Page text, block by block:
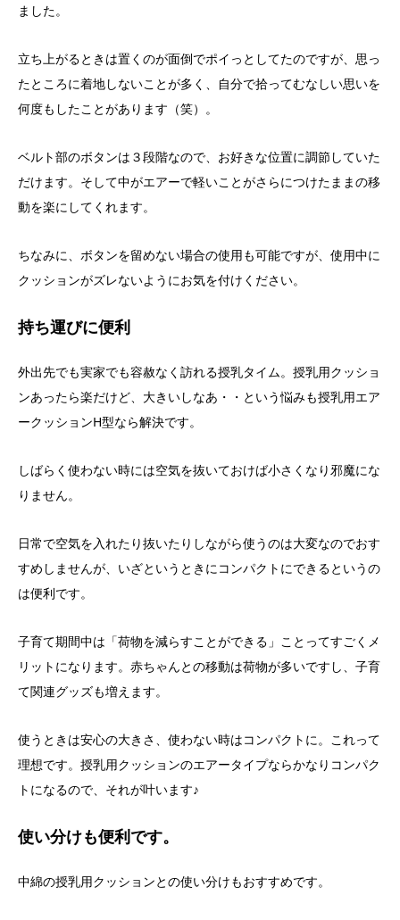
ました。
立ち上がるときは置くのが面倒でポイっとしてたのですが、思っ
たところに着地しないことが多く、自分で拾ってむなしい思いを
何度もしたことがあります（笑）。
ベルト部のボタンは３段階なので、お好きな位置に調節していた
だけます。そして中がエアーで軽いことがさらにつけたままの移
動を楽にしてくれます。
ちなみに、ボタンを留めない場合の使用も可能ですが、使用中に
クッションがズレないようにお気を付けください。
持ち運びに便利
外出先でも実家でも容赦なく訪れる授乳タイム。授乳用クッショ
ンあったら楽だけど、大きいしなあ・・という悩みも授乳用エア
ークッションH型なら解決です。
しばらく使わない時には空気を抜いておけば小さくなり邪魔にな
りません。
日常で空気を入れたり抜いたりしながら使うのは大変なのでおす
すめしませんが、いざというときにコンパクトにできるというの
は便利です。
子育て期間中は「荷物を減らすことができる」ことってすごくメ
リットになります。赤ちゃんとの移動は荷物が多いですし、子育
て関連グッズも増えます。
使うときは安心の大きさ、使わない時はコンパクトに。これって
理想です。授乳用クッションのエアータイプならかなりコンパク
トになるので、それが叶います♪
使い分けも便利です。
中綿の授乳用クッションとの使い分けもおすすめです。